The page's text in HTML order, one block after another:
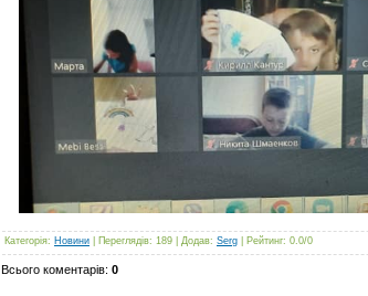
Категорія: Новини Переглядів: 189 | Додав: Serg Рейтинг: 0.0/0
Всього коментарів: 0